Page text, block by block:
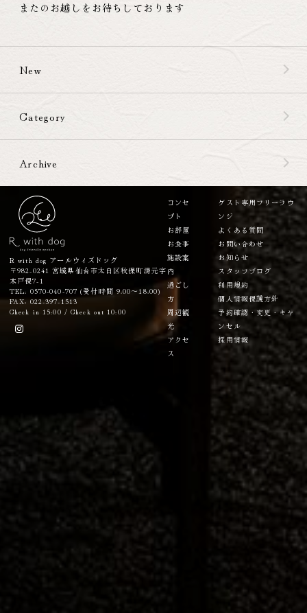
またのお越しをお待ちしております
New
Category
Archive
R with dog アールウィズドッグ
〒982-0241 宮城県仙台市太白区秋保町湯元字
木戸保7-1
TEL: 0570-040-707 (受付時間 9:00～18:00)
FAX: 022-397-1513
Check in 15:00 / Check out 10:00
コンセ
プト
お部屋
お食事
施設案
内
過ごし
方
周辺観
光
アクセ
ス
ゲスト専用フリーラウ
ンジ
よくある質問
お問い合わせ
お知らせ
スタッフブログ
利用規約
個人情報保護方針
予約確認・変更・キャ
ンセル
採用情報